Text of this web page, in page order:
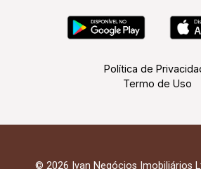
Política de
Termo de Uso
© 2026 Ivan Negócios Imobiliários